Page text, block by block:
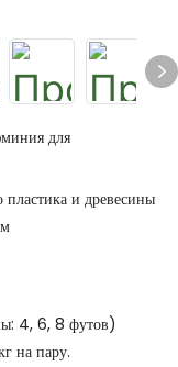
для
пластика и древесины
4, 6, 8 футов)
на пару.